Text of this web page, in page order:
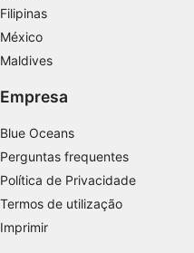
Filipinas
México
Maldives
Empresa
Blue Oceans
Perguntas frequentes
Política de Privacidade
Termos de utilização
Imprimir